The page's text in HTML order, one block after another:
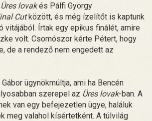
Üres lovakés Pálfi György
Cutközött, és még ízelítőt is kaptunk
vitájából. Írtak egy epikus finálét, amire
volt. Csomószor kérte Pétert, hogy
de a rendező nem engedett az
ügynökmúltja, ami ha Bencén
szerepel az Üres lovak-ban. A
van egy befejezetlen ügye, haláluk
meg valahol kísértetként. A túlvilág